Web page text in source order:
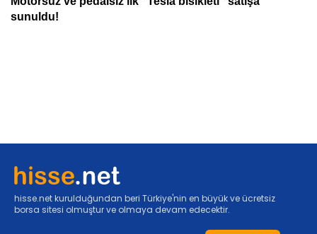
hisse.net kurulduğundan beri Türkiye'nin en büyük ve ücretsiz
borsa sitesi olmuştur ve olmaya devam edecektir.